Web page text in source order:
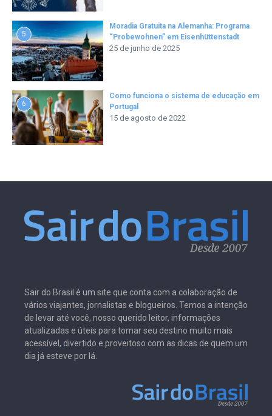
5
Moradia Gratuita na Alemanha: Programa
“Probewohnen” em Eisenhüttenstadt
25 de junho de 2025
6
Como funciona o sistema de educação em
Portugal
15 de agosto de 2022
Sair do Brasil é um site que conta com a colaboração de
vários viajantes, jornalistas e blogueiros. Temos a intenção
de levar até você, nosso querido leitor, informações
atualizadas e úteis para tornar seu destino muito mais
acessível, divertido e proveitoso com as dicas de quem um
dia já esteve por lá.